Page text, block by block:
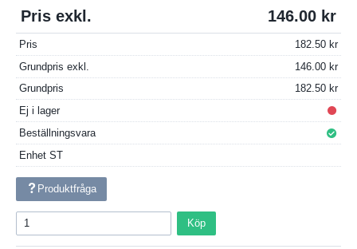
Pris exkl. 146.00
Pris
182.50
Grundpris exkl.
146.00
Grundpris
182.50
Ej i lager
Beställningsvara
Enhet ST
Produktfråga
Köp